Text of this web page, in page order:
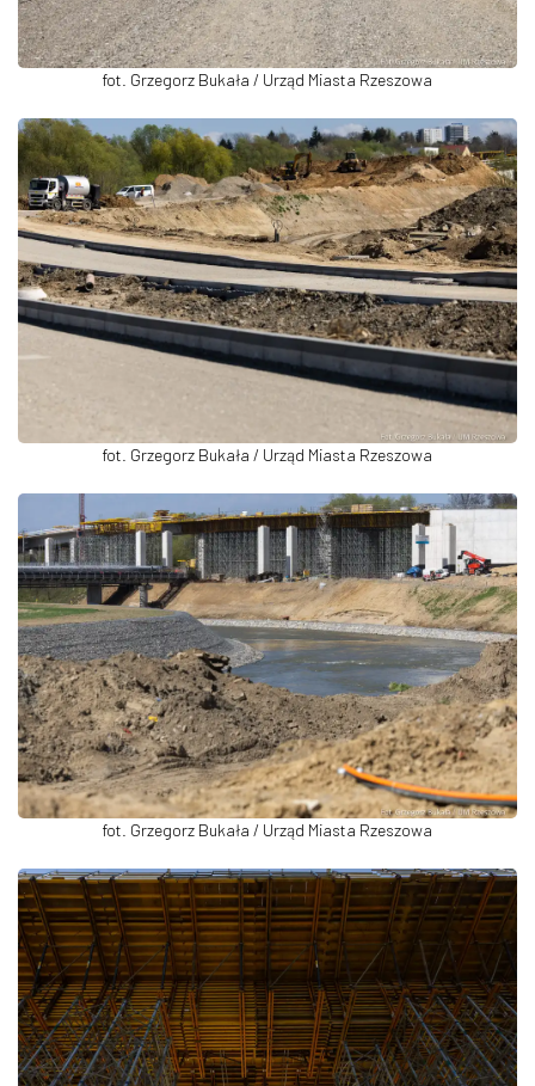
fot. Grzegorz Bukała / Urząd Miasta Rzeszowa
fot. Grzegorz Bukała / Urząd Miasta Rzeszowa
fot. Grzegorz Bukała / Urząd Miasta Rzeszowa